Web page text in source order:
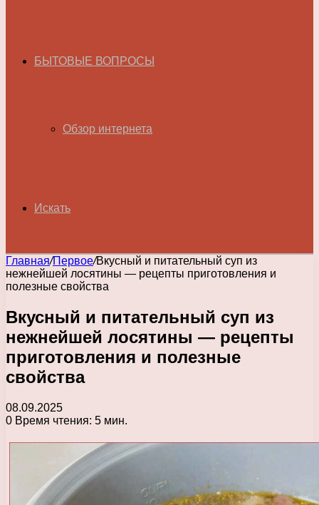
БЫТОВЫЕ ВОПРОСЫ
Обзор интернета
Искать
Главная/Первое/Вкусный и питательный суп из
нежнейшей лосятины — рецепты приготовления и
полезные свойства
Вкусный и питательный суп из
нежнейшей лосятины — рецепты
приготовления и полезные
свойства
08.09.2025
0 Время чтения: 5 мин.